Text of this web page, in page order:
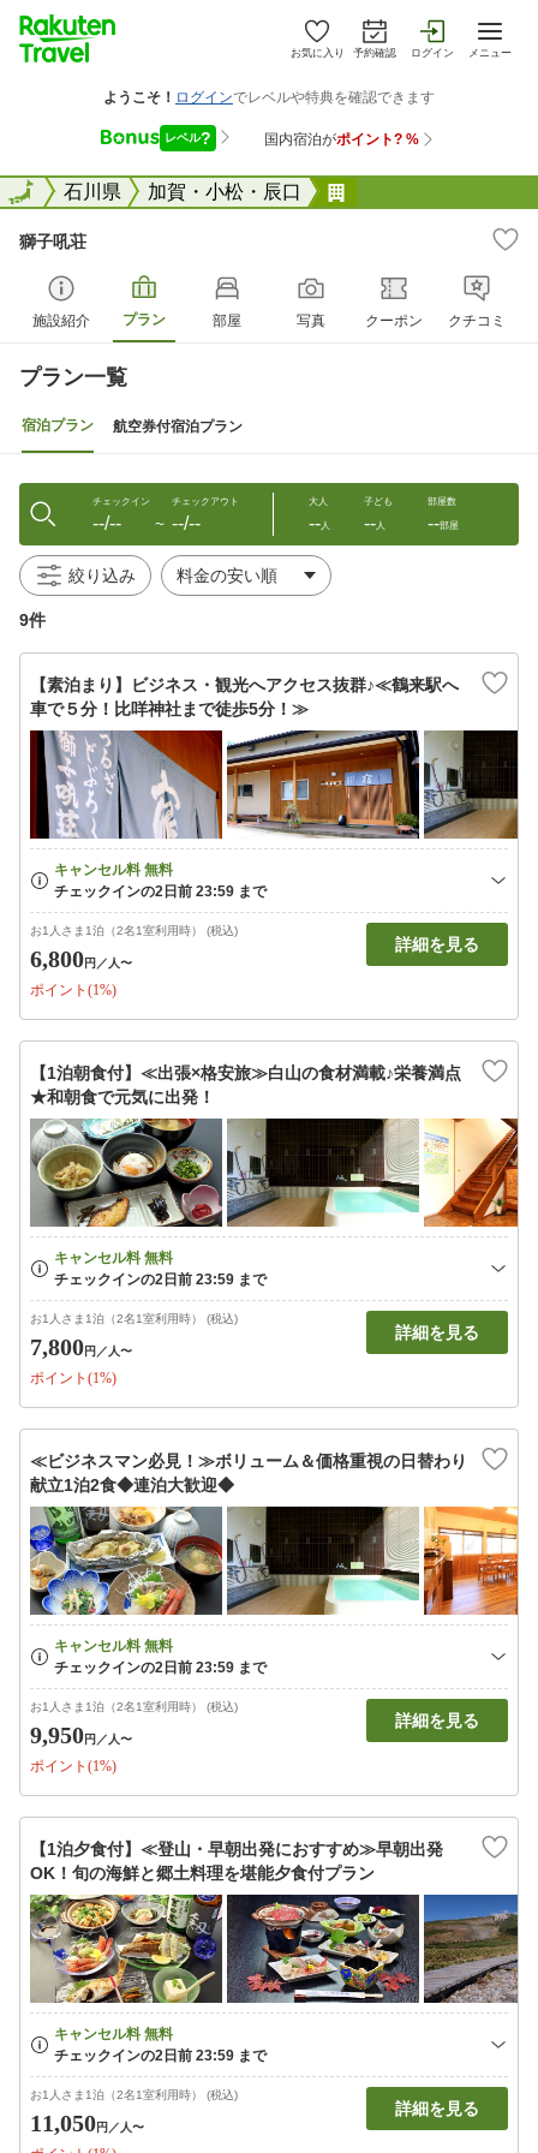
お気に入り 予約確認 ログイン メニュー
全国石川県 加賀・小松・辰口
全国
獅子吼荘
施設紹介 プラン 部屋 写真 クーポン クチコミ
プラン一覧
宿泊プラン 航空券付宿泊プラン
チェックイン
--/-- 〜
チェックアウト
--/--
大人
--人
子ども
--人
部屋数
--部屋
絞り込み
9件
【素泊まり】ビジネス・観光へアクセス抜群♪≪鶴来駅へ
車で５分！比咩神社まで徒歩5分！≫
お1人さま1泊（2名1室利用時） (税込)
6,800円 ／人〜
ポイント(1%)
詳細を見る
【1泊朝食付】≪出張×格安旅≫白山の食材満載♪栄養満点
★和朝食で元気に出発！
お1人さま1泊（2名1室利用時） (税込)
7,800円 ／人〜
ポイント(1%)
詳細を見る
≪ビジネスマン必見！≫ボリューム＆価格重視の日替わり
献立1泊2食◆連泊大歓迎◆
お1人さま1泊（2名1室利用時） (税込)
9,950円 ／人〜
ポイント(1%)
詳細を見る
【1泊夕食付】≪登山・早朝出発におすすめ≫早朝出発
OK！旬の海鮮と郷土料理を堪能夕食付プラン
お1人さま1泊（2名1室利用時） (税込)
11,050円 ／人〜
詳細を見る